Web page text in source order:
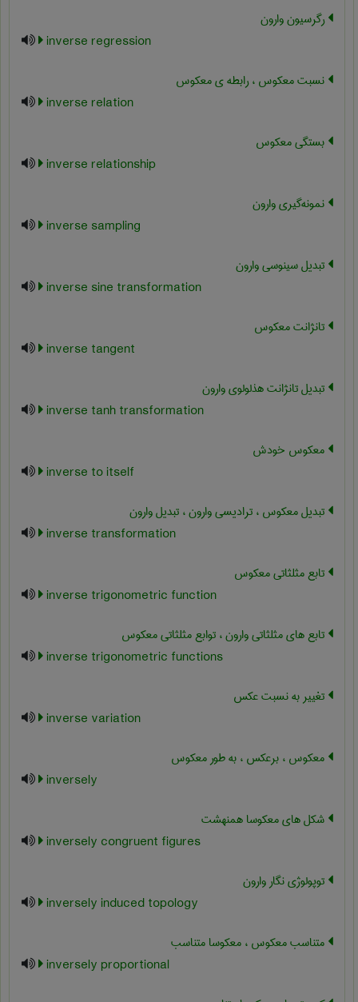
رگرسیون وارون
inverse regression
نسبت معکوس ، رابطه ی معکوس
inverse relation
بستگی معکوس
inverse relationship
نمونه‌گیری وارون
inverse sampling
تبدیل سینوسی وارون
inverse sine transformation
تانژانت معکوس
inverse tangent
تبدیل تانژانت هذلولوی وارون
inverse tanh transformation
معکوس خودش
inverse to itself
تبدیل معکوس ، ترادیسی وارون ، تبدیل وارون
inverse transformation
تابع مثلثاتی معکوس
inverse trigonometric function
تابع های مثلثاتی وارون ، توابع مثلثاتی معکوس
inverse trigonometric functions
تغییر به نسبت عکس
inverse variation
معکوس ، برعکس ، به طور معکوس
inversely
شکل های معکوسا همنهشت
inversely congruent figures
توپولوژی نگار وارون
inversely induced topology
متناسب معکوس ، معکوسا متناسب
inversely proportional